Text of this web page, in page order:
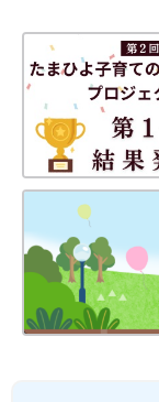
rii_sogramさん
妊娠６カ月くらい
(@rii_sogram)。
などを何軒か周っ
え、２週間ほどで